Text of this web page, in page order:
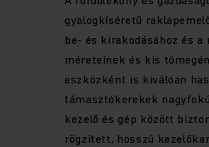
gyalogkíséretű
be- és kirakodásához és
méreteinek és kis
eszközként is kiválóan
támasztókerekek
kezelő és gép között
rögzített, hosszú